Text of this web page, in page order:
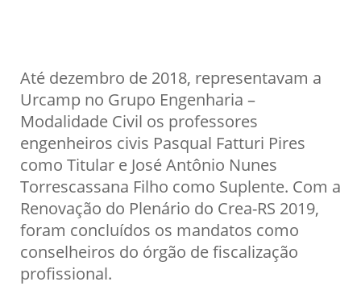
Até dezembro de 2018, representavam a
Urcamp no Grupo Engenharia –
Modalidade Civil os professores
engenheiros civis Pasqual Fatturi Pires
como Titular e José Antônio Nunes
Torrescassana Filho como Suplente. Com a
Renovação do Plenário do Crea-RS 2019,
foram concluídos os mandatos como
conselheiros do órgão de fiscalização
profissional.